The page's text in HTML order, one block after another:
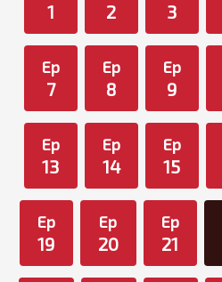
1 2 3
Ep
7
Ep
8
Ep
9
Ep
13
Ep
14
Ep
15
Ep
19
Ep
20
Ep
21